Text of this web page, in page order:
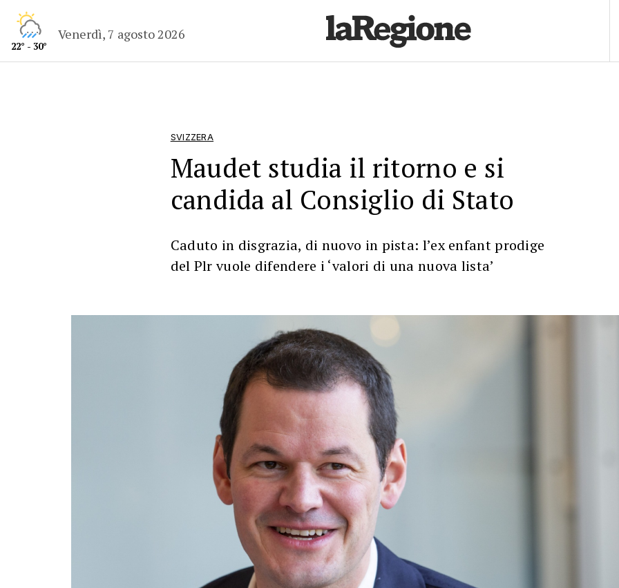
22° - 30°
Venerdì, 7 agosto 2026
SVIZZERA
Maudet studia il ritorno e si
candida al Consiglio di Stato
Caduto in disgrazia, di nuovo in pista: l’ex enfant prodige
del Plr vuole difendere i ‘valori di una nuova lista’